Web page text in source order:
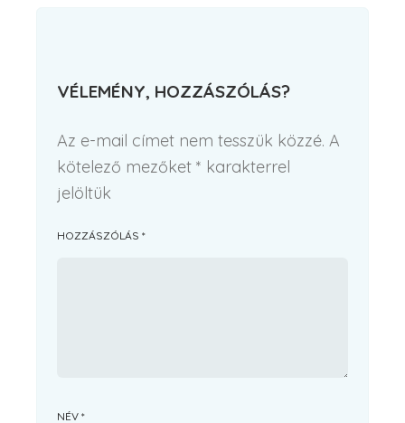
VÉLEMÉNY, HOZZÁSZÓLÁS?
Az e-mail címet nem tesszük közzé. A
kötelező mezőket* karakterrel
jelöltük
HOZZÁSZÓLÁS*
NÉV*